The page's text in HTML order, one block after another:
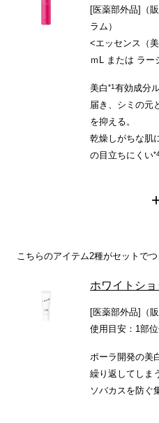
[医薬部外品]（
ラム）
<エッセンス（
ｍL または ラー
美白*1有効成分
届き、シミの元
を抑える。
乾燥しがちな肌
の目立ちにくい
こちらのアイテム2種がセットでつ
ホワイトシ
[医薬部外品]（
使用目安：1部
ポーラ開発の美
繰り返してしま
ソバカスを防ぐ